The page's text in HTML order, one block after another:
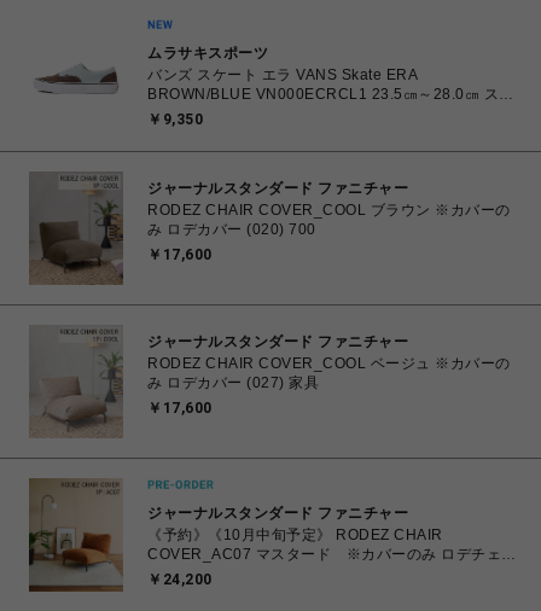
ムラサキスポーツ
バンズ スケート エラ VANS Skate ERA
BROWN/BLUE VN000ECRCL1 23.5㎝～28.0㎝ スニ
ーカー メンズ レディース シューズ 0198266445786
￥9,350
ジャーナルスタンダード ファニチャー
RODEZ CHAIR COVER_COOL ブラウン ※カバーの
み ロデカバー (020) 700
￥17,600
ジャーナルスタンダード ファニチャー
RODEZ CHAIR COVER_COOL ベージュ ※カバーの
み ロデカバー (027) 家具
￥17,600
ジャーナルスタンダード ファニチャー
《予約》《10月中旬予定》 RODEZ CHAIR
COVER_AC07 マスタード ※カバーのみ ロデチェア
カバー (086) 700
￥24,200